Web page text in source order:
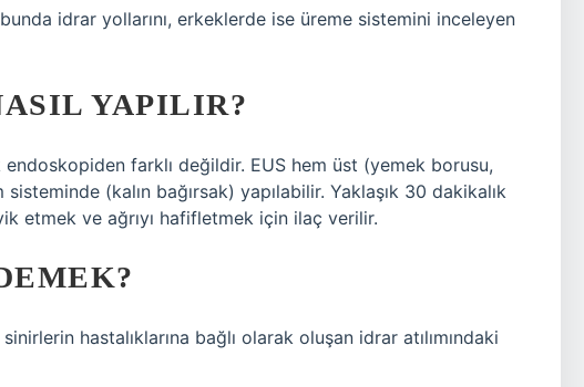
idrar yollarını, erkeklerde ise üreme sistemini inceleyen
YAPILIR?
endoskopiden farklı değildir. EUS hem üst (yemek borusu,
(kalın bağırsak) yapılabilir. Yaklaşık 30 dakikalık
etmek ve ağrıyı hafifletmek için ilaç verilir.
hastalıklarına bağlı olarak oluşan idrar atılımındaki